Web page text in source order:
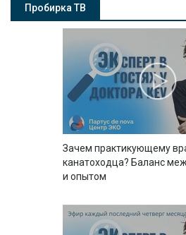
Пробирка ТВ
Зачем практикующему
канатоходца? Баланс
и опытом